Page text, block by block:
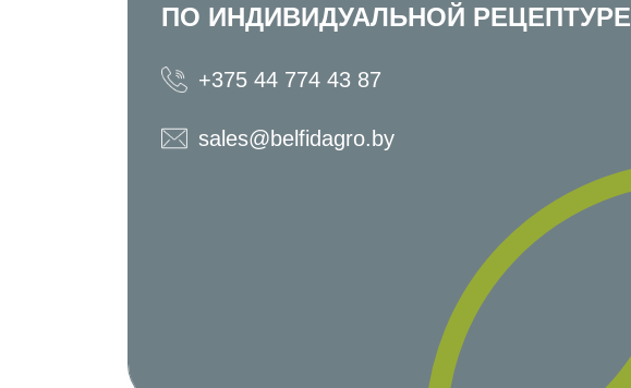
ПО ИНДИВИДУАЛЬНОЙ РЕЦЕПТУРЕ
+375 44 774 43 87
sales@belfidagro.by